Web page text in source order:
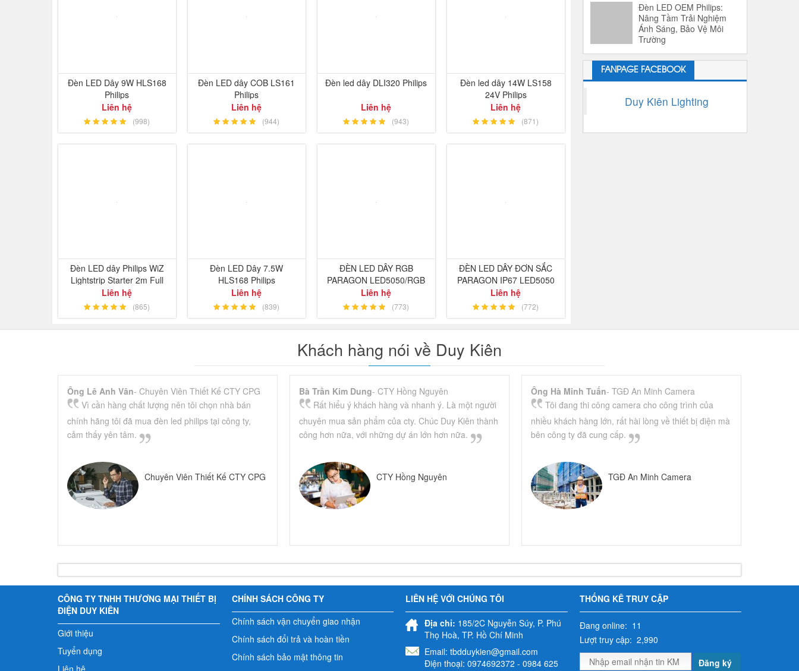
Đèn LED Dây 9W HLS168
Philips
Liên hệ
(998)
Đèn LED dây COB LS161
Philips
Liên hệ
(944)
Đèn led dây DLI320 Philips
Liên hệ
(943)
Đèn led dây 14W LS158
24V Philips
Liên hệ
(871)
Đèn LED dây Philips WiZ
Lightstrip Starter 2m Full
Color 16 triệu màu
Liên hệ
(865)
Đèn LED Dây 7.5W
HLS168 Philips
Liên hệ
(839)
ĐÈN LED DÂY RGB
PARAGON LED5050/RGB
Liên hệ
(773)
ĐÈN LED DÂY ĐƠN SẮC
PARAGON IP67 LED5050
Liên hệ
(772)
Đèn LED OEM Philips:
Nâng Tầm Trải Nghiệm
Ánh Sáng, Bảo Vệ Môi
Trường
FANPAGE FACEBOOK
Duy Kiên Lighting
Khách hàng nói về Duy Kiên
Ông Lê Anh Vân- Chuyên Viên Thiết Kế CTY CPG
Vì cần hàng chất lượng nên tôi chọn nhà bán
chính hãng tôi đã mua đèn led philips tại công ty,
cảm thấy yên tâm.
Chuyên Viên Thiết Kế CTY CPG
Bà Trần Kim Dung- CTY Hồng Nguyên
Rất hiểu ý khách hàng và nhanh ý. Là một người
chuyên mua sản phẩm của cty. Chúc Duy Kiên thành
công hơn nữa, với những dự án lớn hơn nữa.
CTY Hồng Nguyên
Ông Hà Minh Tuấn- TGĐ An Minh Camera
Tôi đang thi công camera cho công trình của
nhiều khách hàng lớn, rất hài lòng về thiết bị điện mà
bên công ty đã cung cấp.
TGĐ An Minh Camera
CÔNG TY TNHH THƯƠNG MẠI THIẾT BỊ
ĐIỆN DUY KIÊN
Giới thiệu
Tuyển dụng
CHÍNH SÁCH CÔNG TY
Chính sách vận chuyển giao nhận
Chính sách đổi trả và hoàn tiền
Chính sách bảo mật thông tin
LIÊN HỆ VỚI CHÚNG TÔI
Địa chỉ: 185/2C Nguyễn Súy, P. Phú
Thọ Hoà, TP. Hồ Chí Minh
Email: tbdduykien@gmail.com
Điện thoại: 0974692372 - 0984 625
THỐNG KÊ TRUY CẬP
Đang online: 11
Lượt truy cập: 2,990
Đăng ký